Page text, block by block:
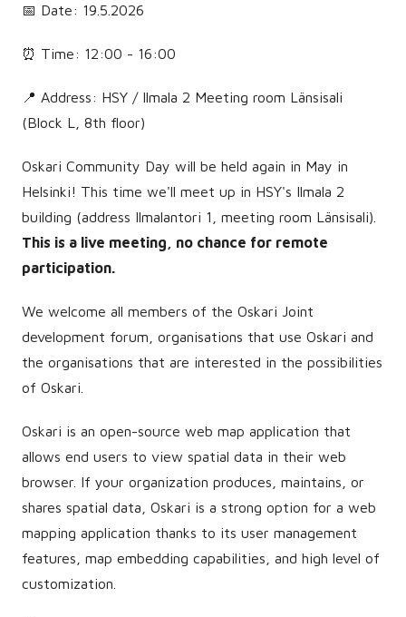
📅 Date: 19.5.2026
⏰ Time: 12:00 - 16:00
📍 Address: HSY / Ilmala 2 Meeting room Länsisali
(Block L, 8th floor)
Oskari Community Day will be held again in May in
Helsinki! This time we'll meet up in HSY's Ilmala 2
building (address Ilmalantori 1, meeting room Länsisali).
This is a live meeting, no chance for remote
participation.
We welcome all members of the Oskari Joint
development forum, organisations that use Oskari and
the organisations that are interested in the possibilities
of Oskari.
Oskari is an open-source web map application that
allows end users to view spatial data in their web
browser. If your organization produces, maintains, or
shares spatial data, Oskari is a strong option for a web
mapping application thanks to its user management
features, map embedding capabilities, and high level of
customization.